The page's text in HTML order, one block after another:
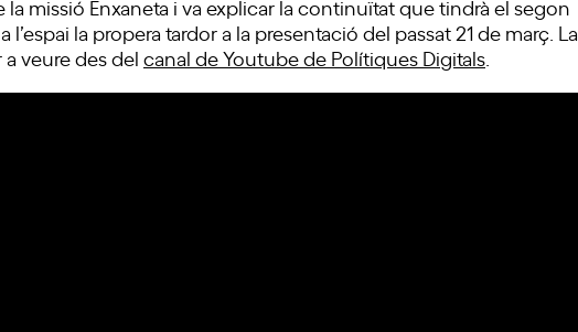
la missió Enxaneta i va explicar la continuïtat que tindrà el segon
l’espai la propera tardor a la presentació del passat 21 de març. La
veure des del canal de Youtube de Polítiques Digitals